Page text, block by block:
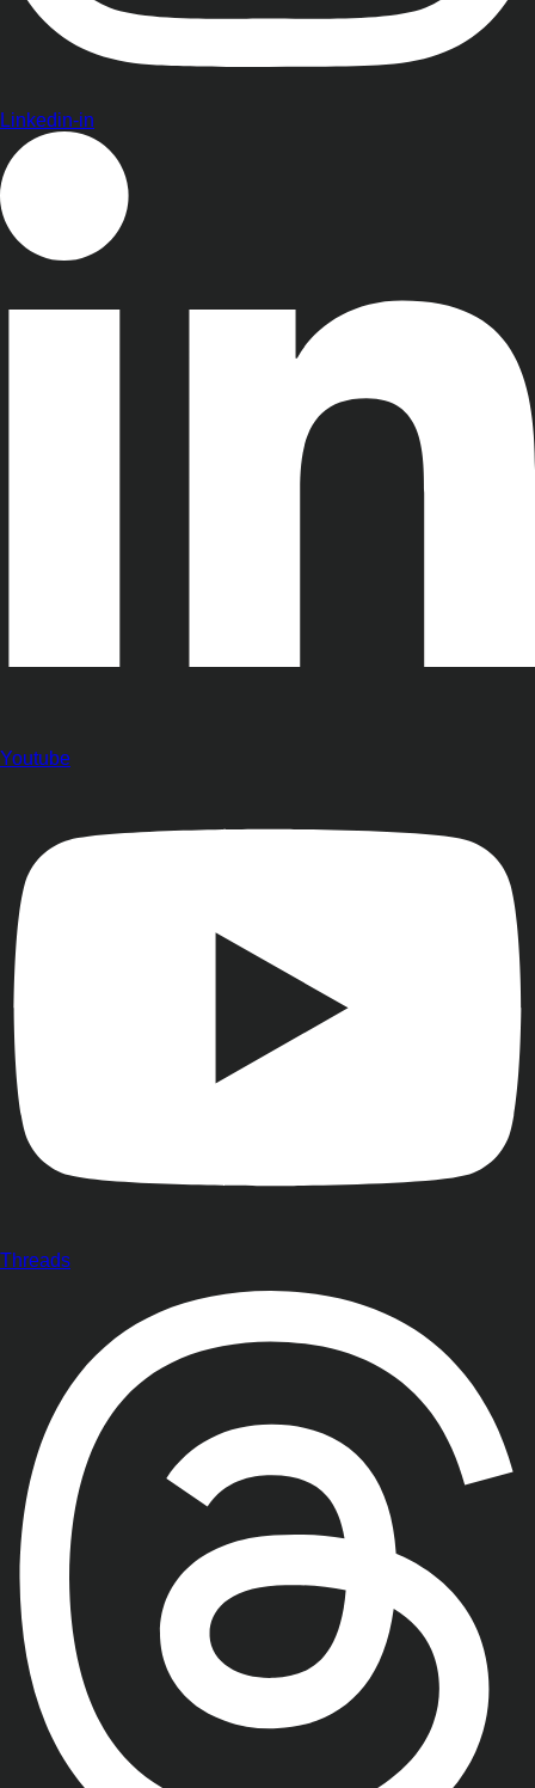
Linkedin-in
Youtube
Threads